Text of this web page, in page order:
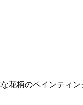
花柄のペインティ